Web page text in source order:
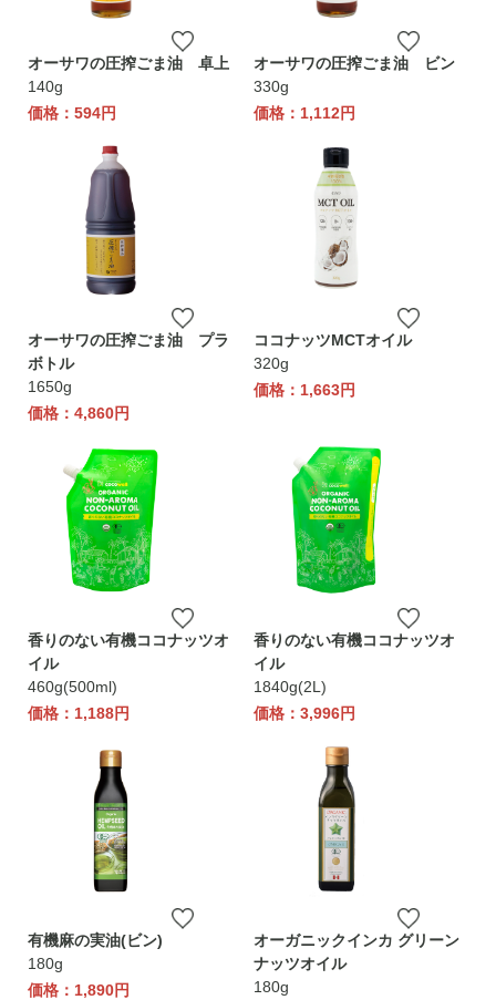
オーサワの圧搾ごま油 卓上
140g
価格：594円
オーサワの圧搾ごま油 ビン
330g
価格：1,112円
オーサワの圧搾ごま油 プラ
ボトル
1650g
価格：4,860円
ココナッツMCTオイル
320g
価格：1,663円
香りのない有機ココナッツオ
イル
460g(500ml)
価格：1,188円
香りのない有機ココナッツオ
イル
1840g(2L)
価格：3,996円
有機麻の実油(ビン)
180g
価格：1,890円
オーガニックインカ グリーン
ナッツオイル
180g